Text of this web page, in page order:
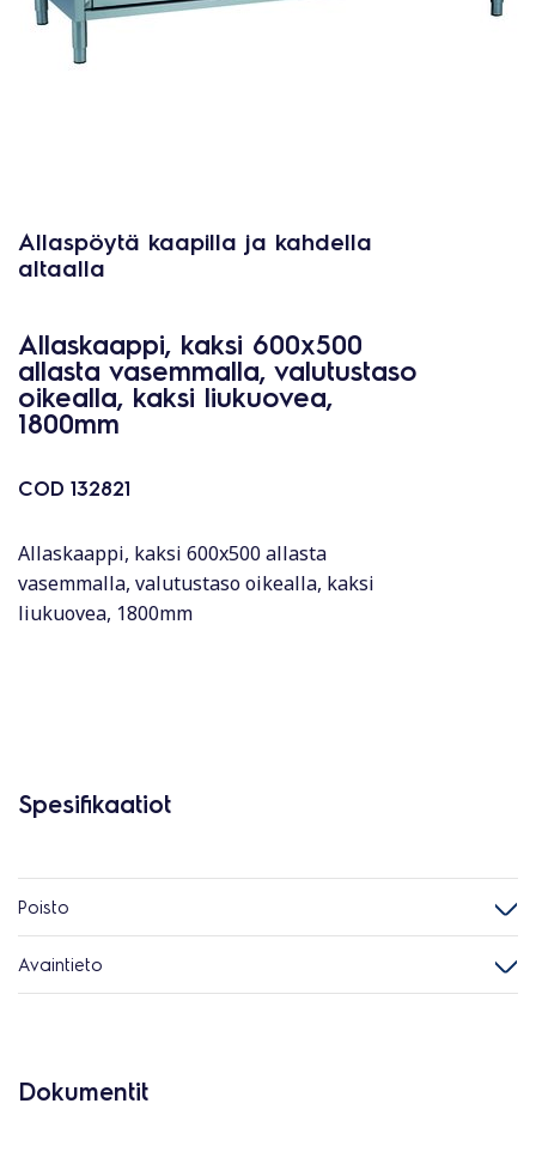
Allaspöytä kaapilla ja kahdella
altaalla
Allaskaappi, kaksi 600x500
allasta vasemmalla, valutustaso
oikealla, kaksi liukuovea,
1800mm
COD 132821
Allaskaappi, kaksi 600x500 allasta
vasemmalla, valutustaso oikealla, kaksi
liukuovea, 1800mm
Spesifikaatiot
Poisto
Avaintieto
Dokumentit